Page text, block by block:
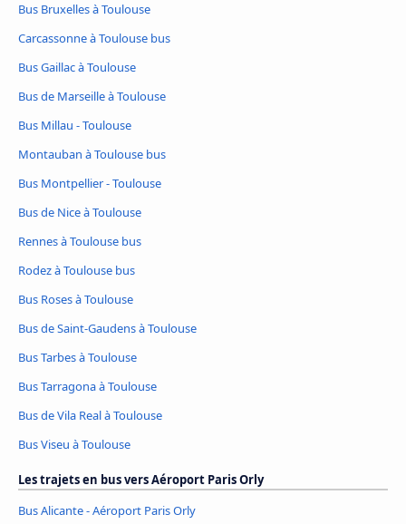
Bus Bruxelles à Toulouse
Carcassonne à Toulouse bus
Bus Gaillac à Toulouse
Bus de Marseille à Toulouse
Bus Millau - Toulouse
Montauban à Toulouse bus
Bus Montpellier - Toulouse
Bus de Nice à Toulouse
Rennes à Toulouse bus
Rodez à Toulouse bus
Bus Roses à Toulouse
Bus de Saint-Gaudens à Toulouse
Bus Tarbes à Toulouse
Bus Tarragona à Toulouse
Bus de Vila Real à Toulouse
Bus Viseu à Toulouse
Les trajets en bus vers Aéroport Paris Orly
Bus Alicante - Aéroport Paris Orly